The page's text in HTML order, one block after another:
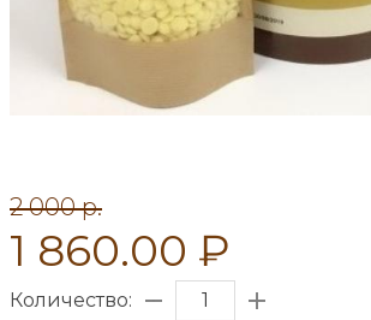
2 000 p.
1 860.00 ₽
Количество: